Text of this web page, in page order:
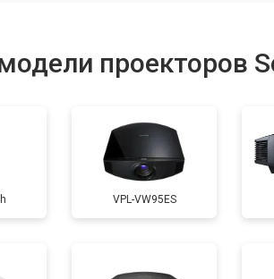
питания
розжига
проекторов
VPL-VW95ES